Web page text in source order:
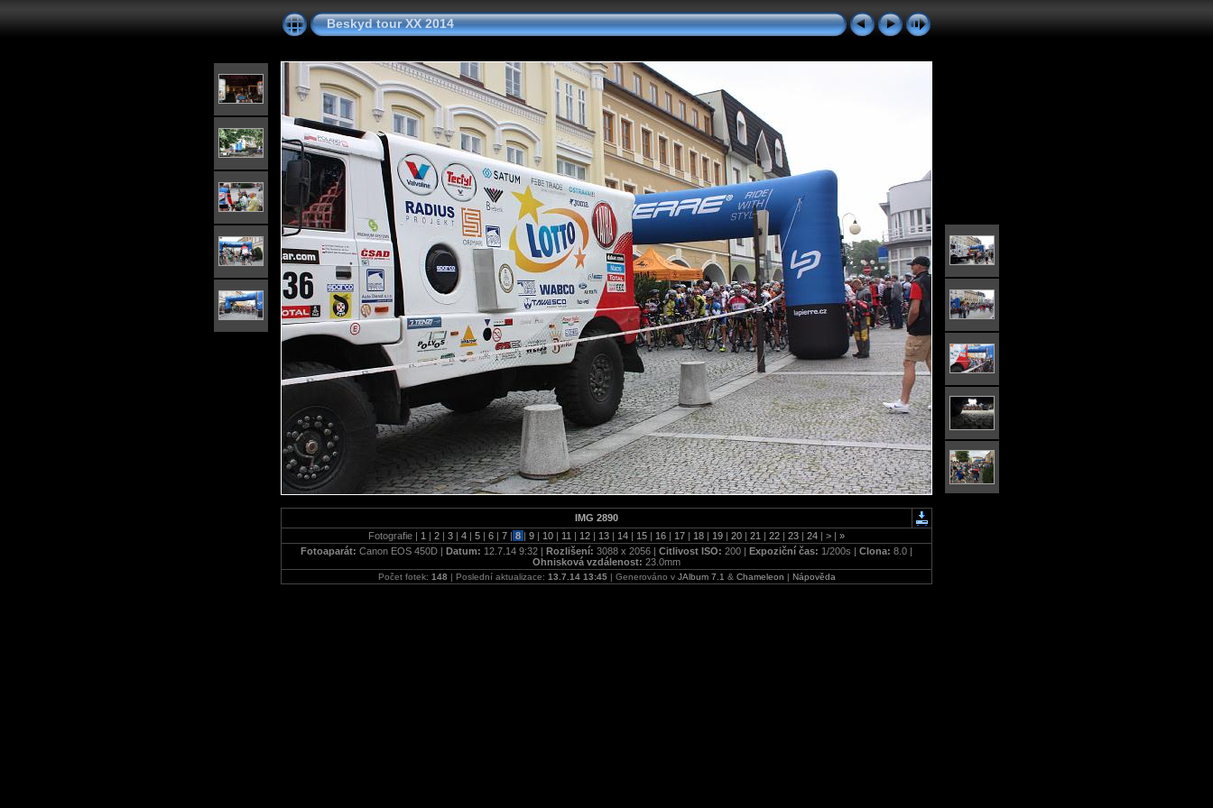
Beskyd tour XX 2014
IMG 2890
Fotografie | 1 | 2 | 3 | 4 | 5 | 6 | 7 | 8 | 9 | 10 | 11 | 12 | 13 | 14 | 15 | 16 | 17 | 18 | 19 | 20 | 21 | 22 | 23 | 24 | > | »
Fotoaparát: Canon EOS 450D | Datum: 12.7.14 9:32 | Rozlišení: 3088 x 2056 | Citlivost ISO: 200 | Expoziční čas: 1/200s | Clona: 8.0 |
Ohnisková vzdálenost: 23.0mm
Počet fotek: 148 | Poslední aktualizace: 13.7.14 13:45| Generováno v JAlbum 7.1 & Chameleon | Nápověda